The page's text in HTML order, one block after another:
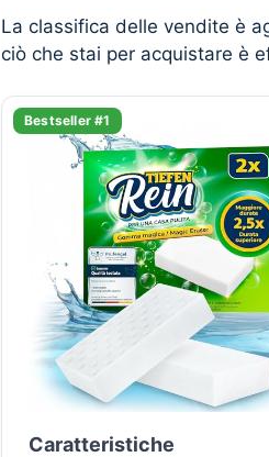
La classifica delle vendite è
ciò che stai per acquistare è
Bestseller #1
Caratteristiche